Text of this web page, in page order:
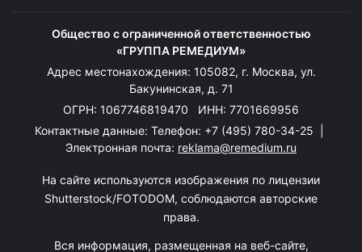
Общество с ограниченной ответственностью
«ГРУППА РЕМЕДИУМ»
Адрес местонахождения: 105082, г. Москва, ул.
Бакунинская, д. 71
ОГРН: 1067746819470 ИНН: 7701669956
Контактные данные: Телефон: +7 (495) 780-34-25
Электронная почта: reklama@remedium.ru
На сайте используются изображения по лицензии
Shutterstock/FOTODOM, соблюдаются авторские
права.
Вся информация, размещенная на веб-сайте,